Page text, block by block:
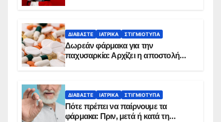
ΔΙΑΒΆΣΤΕ ΙΑΤΡΙΚΆ ΣΤΙΓΜΙΌΤΥΠΑ
Δωρεάν φάρμακα για την
παχυσαρκία: Αρχίζει η αποστολή
ΔΙΑΒΆΣΤΕ ΙΑΤΡΙΚΆ ΣΤΙΓΜΙΌΤΥΠΑ
Πότε πρέπει να παίρνουμε τα
φάρμακα: Πριν, μετά ή κατά τη